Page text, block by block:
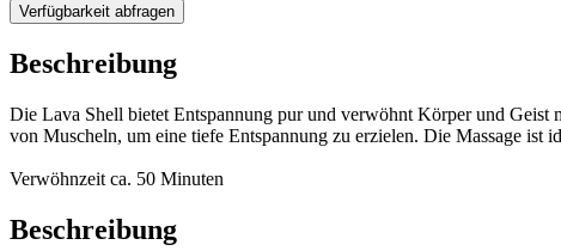
Verfügbarkeit abfragen
Beschreibung
Die Lava Shell bietet Entspannung pur und verwöhnt Körper und
von Muscheln, um eine tiefe Entspannung zu erzielen. Die Massage ist
Verwöhnzeit ca. 50 Minuten
Beschreibung